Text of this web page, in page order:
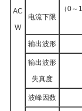
AC
W
电流下限
（0
输出波形
输出波形
失真度
波峰因数